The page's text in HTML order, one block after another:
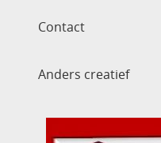
Contact
Anders creatief